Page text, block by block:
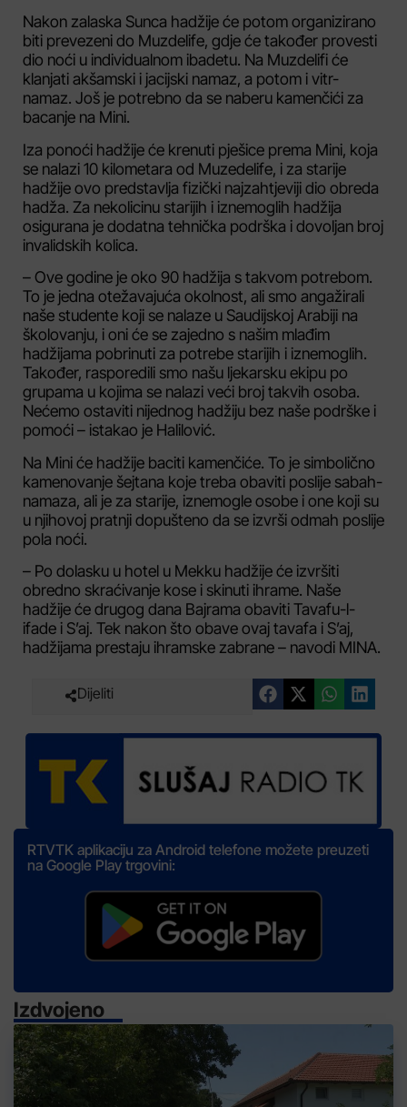
Nakon zalaska Sunca hadžije će potom organizirano
biti prevezeni do Muzdelife, gdje će također provesti
dio noći u individualnom ibadetu. Na Muzdelifi će
klanjati akšamski i jacijski namaz, a potom i vitr-
namaz. Još je potrebno da se naberu kamenčići za
bacanje na Mini.
Iza ponoći hadžije će krenuti pješice prema Mini, koja
se nalazi 10 kilometara od Muzedelife, i za starije
hadžije ovo predstavlja fizički najzahtjeviji dio obreda
hadža. Za nekolicinu starijih i iznemoglih hadžija
osigurana je dodatna tehnička podrška i dovoljan broj
invalidskih kolica.
– Ove godine je oko 90 hadžija s takvom potrebom.
To je jedna otežavajuća okolnost, ali smo angažirali
naše studente koji se nalaze u Saudijskoj Arabiji na
školovanju, i oni će se zajedno s našim mlađim
hadžijama pobrinuti za potrebe starijih i iznemoglih.
Također, rasporedili smo našu ljekarsku ekipu po
grupama u kojima se nalazi veći broj takvih osoba.
Nećemo ostaviti nijednog hadžiju bez naše podrške i
pomoći – istakao je Halilović.
Na Mini će hadžije baciti kamenčiće. To je simbolično
kamenovanje šejtana koje treba obaviti poslije sabah-
namaza, ali je za starije, iznemogle osobe i one koji su
u njihovoj pratnji dopušteno da se izvrši odmah poslije
pola noći.
– Po dolasku u hotel u Mekku hadžije će izvršiti
obredno skraćivanje kose i skinuti ihrame. Naše
hadžije će drugog dana Bajrama obaviti Tavafu-l-
ifade i S’aj. Tek nakon što obave ovaj tavafa i S’aj,
hadžijama prestaju ihramske zabrane – navodi MINA.
Dijeliti
RTVTK aplikaciju za Android telefone možete preuzeti
na Google Play trgovini:
Izdvojeno